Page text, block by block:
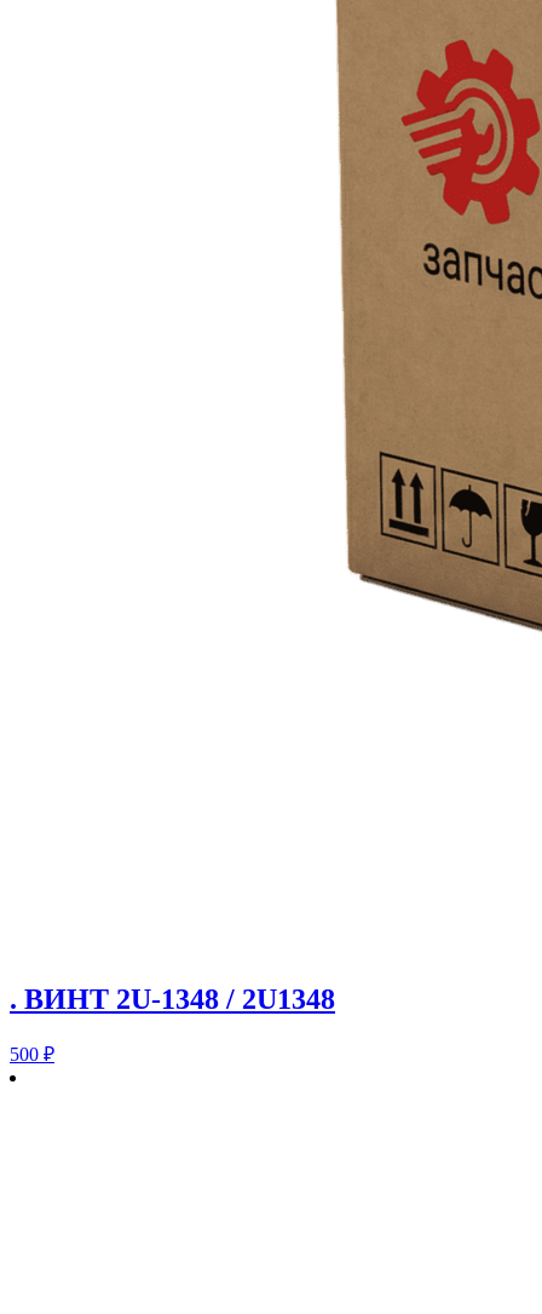
. ВИНТ 2U-1348 / 2U1348
500 ₽